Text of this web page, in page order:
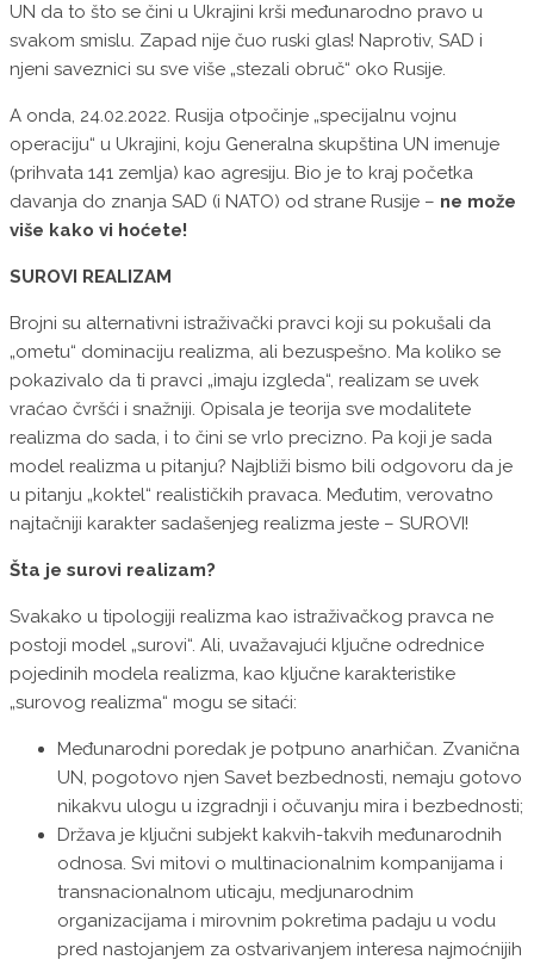
UN da to što se čini u Ukrajini krši međunarodno pravo u
svakom smislu. Zapad nije čuo ruski glas! Naprotiv, SAD i
njeni saveznici su sve više „stezali obruč“ oko Rusije.
A onda, 24.02.2022. Rusija otpočinje „specijalnu vojnu
operaciju“ u Ukrajini, koju Generalna skupština UN imenuje
(prihvata 141 zemlja) kao agresiju. Bio je to kraj početka
davanja do znanja SAD (i NATO) od strane Rusije – ne može
više kako vi hoćete!
SUROVI REALIZAM
Brojni su alternativni istraživački pravci koji su pokušali da
„ometu“ dominaciju realizma, ali bezuspešno. Ma koliko se
pokazivalo da ti pravci „imaju izgleda“, realizam se uvek
vraćao čvršći i snažniji. Opisala je teorija sve modalitete
realizma do sada, i to čini se vrlo precizno. Pa koji je sada
model realizma u pitanju? Najbliži bismo bili odgovoru da je
u pitanju „koktel“ realističkih pravaca. Međutim, verovatno
najtačniji karakter sadašenjeg realizma jeste – SUROVI!
Šta je surovi realizam?
Svakako u tipologiji realizma kao istraživačkog pravca ne
postoji model „surovi“. Ali, uvažavajući ključne odrednice
pojedinih modela realizma, kao ključne karakteristike
„surovog realizma“ mogu se sitaći:
Međunarodni poredak je potpuno anarhičan. Zvanična
UN, pogotovo njen Savet bezbednosti, nemaju gotovo
nikakvu ulogu u izgradnji i očuvanju mira i bezbednosti;
Država je ključni subjekt kakvih-takvih međunarodnih
odnosa. Svi mitovi o multinacionalnim kompanijama i
transnacionalnom uticaju, medjunarodnim
organizacijama i mirovnim pokretima padaju u vodu
pred nastojanjem za ostvarivanjem interesa najmoćnijih